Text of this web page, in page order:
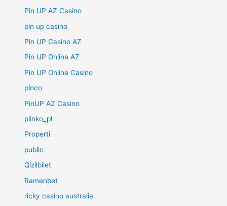
Pin UP AZ Casino
pin up casino
Pin UP Casino AZ
Pin UP Online AZ
Pin UP Online Casino
pinco
PinUP AZ Casino
plinko_pl
Properti
public
Qizilbilet
Ramenbet
ricky casino australia